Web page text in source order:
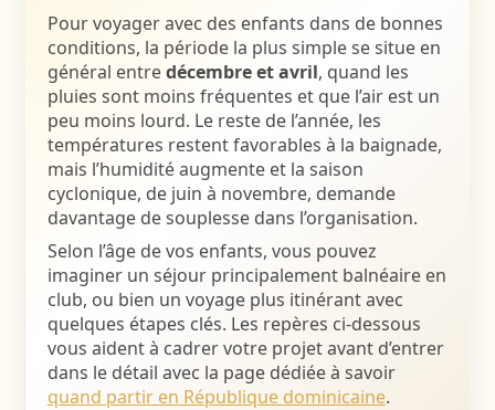
Pour voyager avec des enfants dans de bonnes
conditions, la période la plus simple se situe en
général entredécembre et avril, quand les
pluies sont moins fréquentes et que l’air est un
peu moins lourd. Le reste de l’année, les
températures restent favorables à la baignade,
mais l’humidité augmente et la saison
cyclonique, de juin à novembre, demande
davantage de souplesse dans l’organisation.
Selon l’âge de vos enfants, vous pouvez
imaginer un séjour principalement balnéaire en
club, ou bien un voyage plus itinérant avec
quelques étapes clés. Les repères ci-dessous
vous aident à cadrer votre projet avant d’entrer
dans le détail avec la page dédiée à savoir
quand partir en République dominicaine.